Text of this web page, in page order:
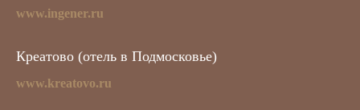
www.ingener.ru
Креатово (отель в Подмосковье)
www.kreatovo.ru